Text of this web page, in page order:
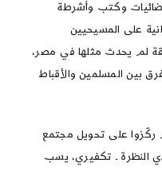
فضائيات وكتب وأشرطة
على المسيحيين
لم يحدث مثلها في مصر،
بين المسلمين والأقباط
ركّزوا على تحويل مجتمع
النظرة ـ تكفيري، يسب